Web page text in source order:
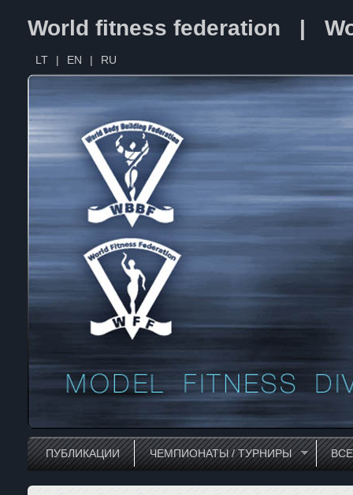
World fitness federation |
LT | EN | RU
ПУБЛИКАЦИИ ЧЕМПИОНАТЫ / ТУРНИРЫ